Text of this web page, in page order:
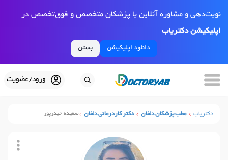
نوبت‌دهی و مشاوره آنلاین با پزشکان متخصص و فوق‌تخصص در
اپلیکیشن دکتریاب
دانلود اپلیکیشن بستن
ورود/عضویت
دکتریاب مطب پزشکان دلفان دکتر کاردرمانی دلفان سعیده حیدرپور